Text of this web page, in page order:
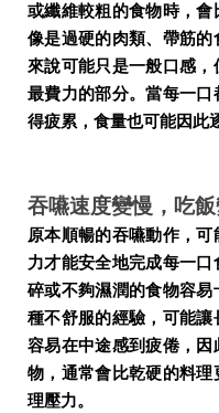
或纖維較粗的食物時，會
像是過硬的肉類、帶筋
來說可能只是一般口感
最費力的部分。當每一
得疲累，食量也可能因此
吞嚥速度變慢，吃
原本順暢的吞嚥動作，
力才能安全地完成每一
碎或不夠濕潤的食物容
種不舒服的經驗，可能
容易在中途感到疲倦，
物，通常會比乾硬的料
理壓力。